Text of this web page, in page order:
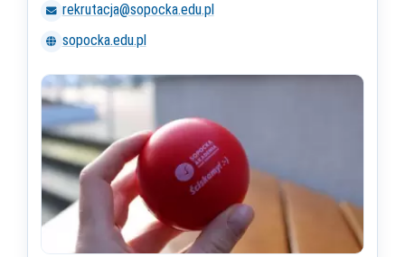
rekrutacja@sopocka.edu.pl
sopocka.edu.pl